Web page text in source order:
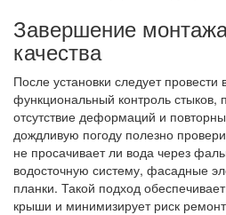
Завершение
качества
После установки следует провести
функциональный контроль стыков,
отсутствие деформаций и
дождливую погоду полезно
не просачивает ли вода через
водосточную систему, фасадные
планки. Такой подход
крыши и минимизирует риск